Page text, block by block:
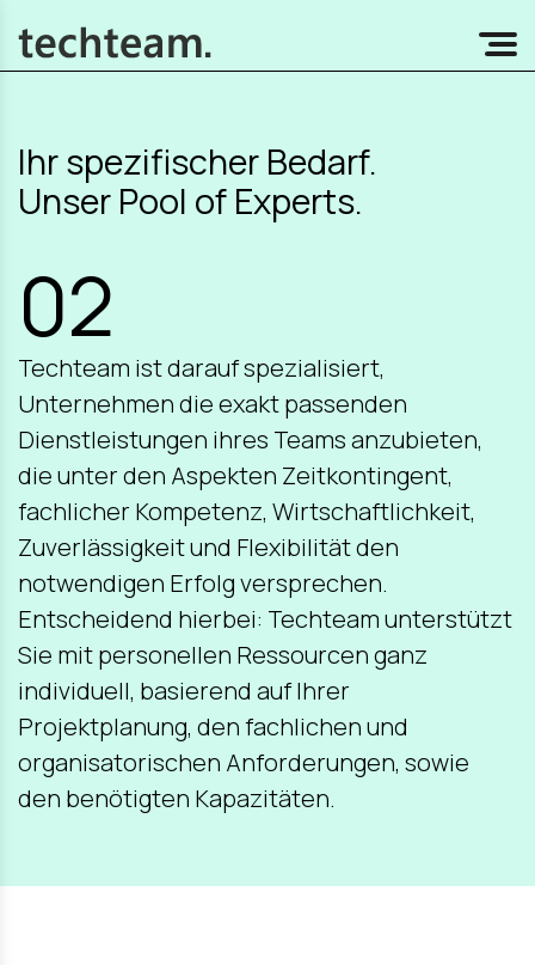
Ihr spezifischer Bedarf.
Unser Pool of Experts.
02
Techteam ist darauf spezialisiert,
Unternehmen die exakt passenden
Dienstleistungen ihres Teams anzubieten,
die unter den Aspekten Zeitkontingent,
fachlicher Kompetenz, Wirtschaftlichkeit,
Zuverlässigkeit und Flexibilität den
notwendigen Erfolg versprechen.
Entscheidend hierbei: Techteam unterstützt
Sie mit personellen Ressourcen ganz
individuell, basierend auf Ihrer
Projektplanung, den fachlichen und
organisatorischen Anforderungen, sowie
den benötigten Kapazitäten.